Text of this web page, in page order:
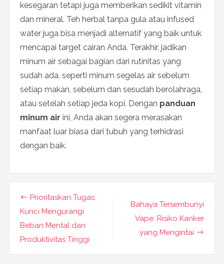
kesegaran tetapi juga memberikan sedikit vitamin
dan mineral. Teh herbal tanpa gula atau infused
water juga bisa menjadi alternatif yang baik untuk
mencapai target cairan Anda. Terakhir, jadikan
minum air sebagai bagian dari rutinitas yang
sudah ada, seperti minum segelas air sebelum
setiap makan, sebelum dan sesudah berolahraga,
atau setelah setiap jeda kopi. Dengan panduan
minum air ini, Anda akan segera merasakan
manfaat luar biasa dari tubuh yang terhidrasi
dengan baik.
Navigasi
pos
Bahaya Tersembunyi
Vape: Risiko Kanker
yang Mengintai
Prioritaskan Tugas:
Kunci Mengurangi
Beban Mental dan
Produktivitas Tinggi